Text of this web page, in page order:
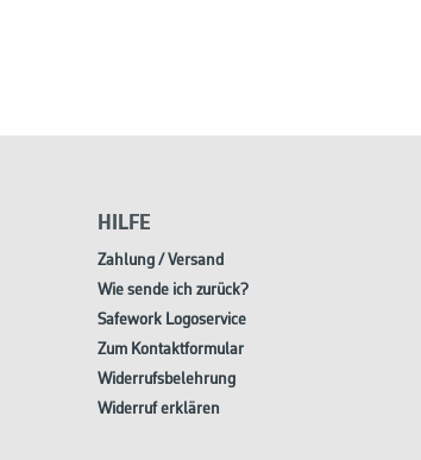
HILFE
Zahlung / Versand
Wie sende ich zurück?
Safework Logoservice
Zum Kontaktformular
Widerrufsbelehrung
Widerruf erklären